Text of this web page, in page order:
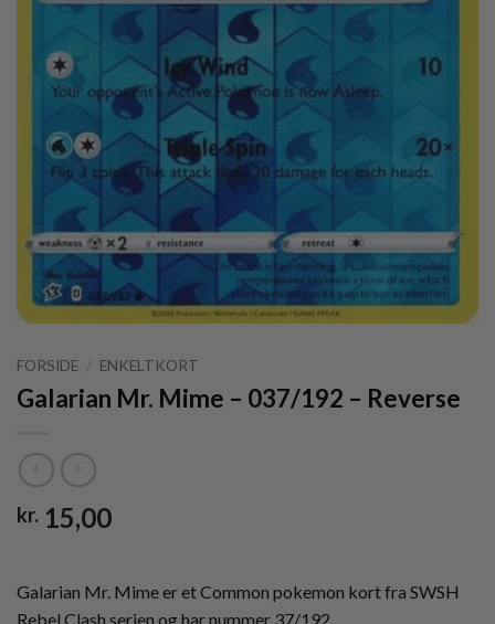
FORSIDE / ENKELTKORT
Galarian Mr. Mime – 037/192 – Reverse
kr. 15,00
Galarian Mr. Mime er et Common pokemon kort fra SWSH
Rebel Clash serien og har nummer 37/192.